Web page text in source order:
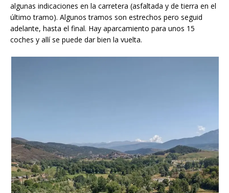
algunas indicaciones en la carretera (asfaltada y de tierra en el
último tramo). Algunos tramos son estrechos pero seguid
adelante, hasta el final. Hay aparcamiento para unos 15
coches y allí se puede dar bien la vuelta.